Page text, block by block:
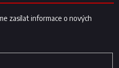
zasílat informace o nových